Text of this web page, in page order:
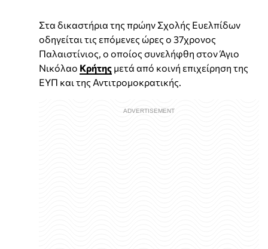
Στα δικαστήρια της πρώην Σχολής Ευελπίδων
οδηγείται τις επόμενες ώρες ο 37χρονος
Παλαιστίνιος, ο οποίος συνελήφθη στον Άγιο
Νικόλαο Κρήτης μετά από κοινή επιχείρηση της
ΕΥΠ και της Αντιτρομοκρατικής.